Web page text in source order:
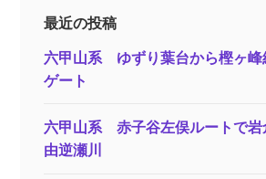
最近の投稿
六甲山系 ゆずり葉台から樫ヶ
ゲート
六甲山系 赤子谷左俣ルートで岩
由逆瀬川